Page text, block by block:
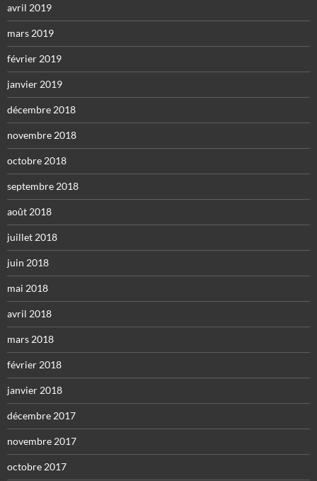
avril 2019
mars 2019
février 2019
janvier 2019
décembre 2018
novembre 2018
octobre 2018
septembre 2018
août 2018
juillet 2018
juin 2018
mai 2018
avril 2018
mars 2018
février 2018
janvier 2018
décembre 2017
novembre 2017
octobre 2017